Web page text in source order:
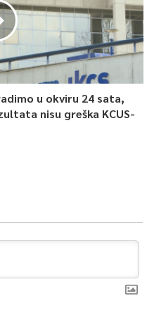
u okviru 24 sata,
nisu greška KCUS-